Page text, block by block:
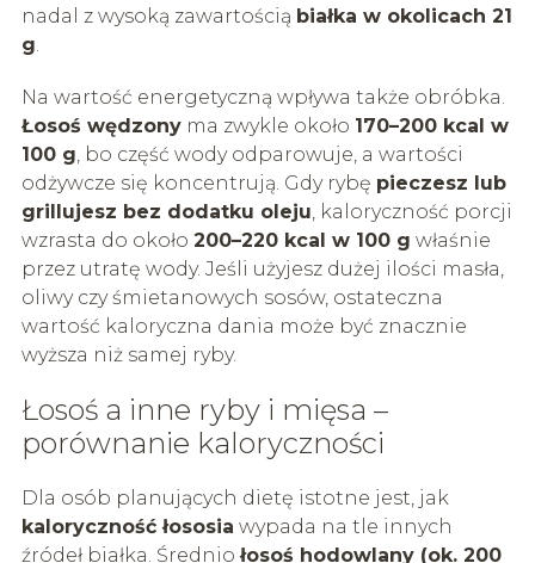
nadal z wysoką zawartością białka w okolicach 21
g.
Na wartość energetyczną wpływa także obróbka.
Łosoś wędzonyma zwykle około 170–200 kcal w
100 g, bo część wody odparowuje, a wartości
odżywcze się koncentrują. Gdy rybę pieczesz lub
grillujesz bez dodatku oleju, kaloryczność porcji
wzrasta do około 200–220 kcal w 100 g właśnie
przez utratę wody. Jeśli użyjesz dużej ilości masła,
oliwy czy śmietanowych sosów, ostateczna
wartość kaloryczna dania może być znacznie
wyższa niż samej ryby.
Łosoś a inne ryby i mięsa –
porównanie kaloryczności
Dla osób planujących dietę istotne jest, jak
kaloryczność łososia wypada na tle innych
źródeł białka. Średniołosoś hodowlany (ok. 200